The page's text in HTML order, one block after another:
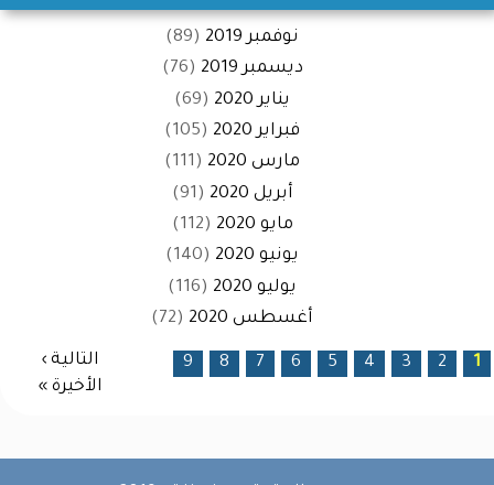
نوفمبر 2019
(89)
ديسمبر 2019
(76)
يناير 2020
(69)
فبراير 2020
(105)
مارس 2020
(111)
أبريل 2020
(91)
مايو 2020
(112)
يونيو 2020
(140)
يوليو 2020
(116)
أغسطس 2020
(72)
الصفحات
1
2
3
4
5
6
7
8
9
التالية ›
الأخيرة »